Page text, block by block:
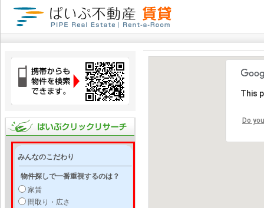
みんなのこだわり
物件探しで一番重視するのは？
家賃
間取り・広さ
This
Do